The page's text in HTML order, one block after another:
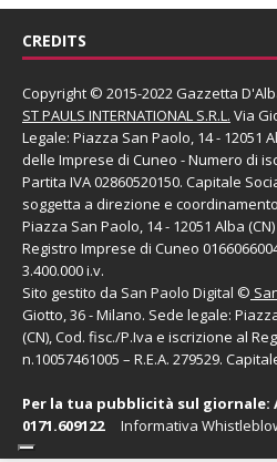
CREDITS
Copyright © 2015-2022 Gazzetta
ST PAULS INTERNATIONAL S.R.L. Via
Legale: Piazza San Paolo, 14 - 12051
delle Imprese di Cuneo - Numero di
Partita IVA 02860520150. Capitale
soggetta a direzione e
Piazza San Paolo, 14 - 12051 Alba
Registro Imprese di Cuneo
3.400.000 i.v.
Sito gestito da San Paolo Digital ©
Giotto, 36 - Milano. Sede legale:
(CN), Cod. fisc./P.Iva e iscrizione al
n.10057461005 – R.E.A. 279529.
Per la tua pubblicità sul giornale:
0171.609122
Informativa